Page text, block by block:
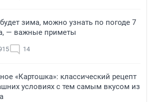
зима, можно узнать по погоде 7
— важные приметы
14
«Картошка»: классический рецепт
условиях с тем самым вкусом из